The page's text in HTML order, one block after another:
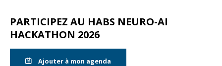
PARTICIPEZ AU HABS NEURO-AI
HACKATHON 2026
Ajouter à mon agenda